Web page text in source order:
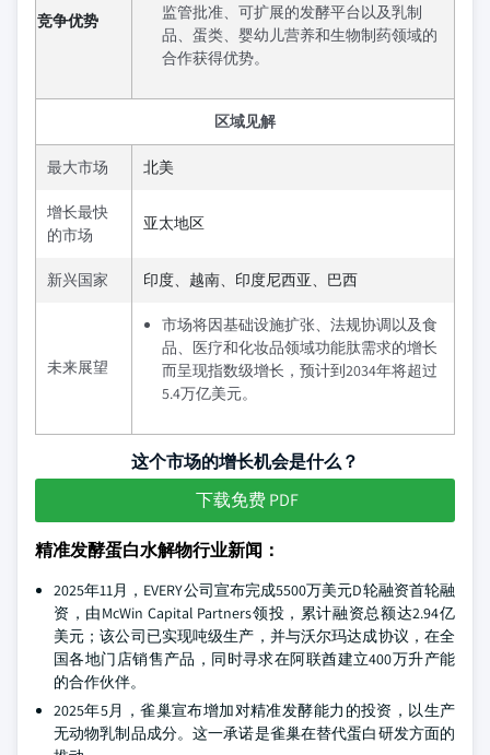
竞争优势
监管批准、可扩展的发酵平台以及乳制
品、蛋类、婴幼儿营养和生物制药领域的
合作获得优势。
区域见解
最大市场 北美
增长最快
的市场
亚太地区
新兴国家 印度、越南、印度尼西亚、巴西
未来展望
市场将因基础设施扩张、法规协调以及食
品、医疗和化妆品领域功能肽需求的增长
而呈现指数级增长，预计到2034年将超过
5.4万亿美元。
这个市场的增长机会是什么？
下载免费 PDF
精准发酵蛋白水解物行业新闻：
2025年11月，EVERY公司宣布完成5500万美元D轮融资首轮融
资，由McWin Capital Partners领投，累计融资总额达2.94亿
美元；该公司已实现吨级生产，并与沃尔玛达成协议，在全
国各地门店销售产品，同时寻求在阿联酋建立400万升产能
的合作伙伴。
2025年5月，雀巢宣布增加对精准发酵能力的投资，以生产
无动物乳制品成分。这一承诺是雀巢在替代蛋白研发方面的